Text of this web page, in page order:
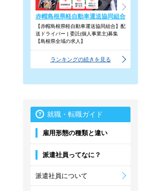
赤帽島根県軽自動車運送協同組合
【赤帽島根県軽自動車運送協同組合】配
送ドライバー | 委託(個人事業主)募集
【島根県全域の求人】
ランキングの続きを見る
就職・転職ガイド
雇用形態の種類と違い
派遣社員ってなに？
派遣社員について